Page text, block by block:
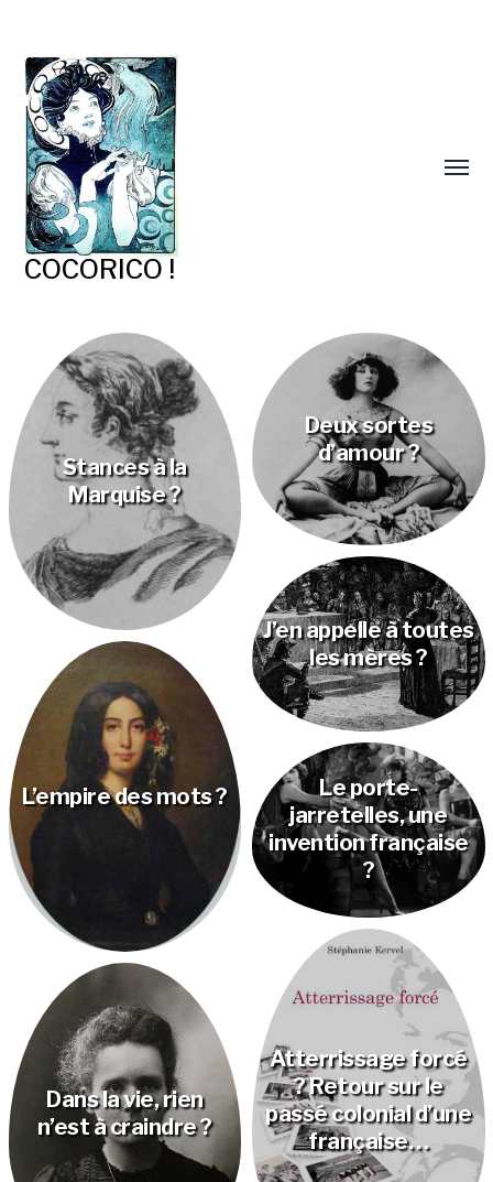
COCORICO !
Stances à la
Marquise ?
Deux sortes
d’amour ?
J’en appelle à toutes
les mères ?
L’empire des mots ?
Le porte-
jarretelles, une
invention française
?
Atterrissage forcé
? Retour sur le
passé colonial d’une
française…
Dans la vie, rien
n’est à craindre ?